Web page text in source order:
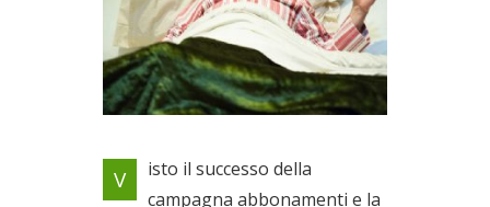
Doppia replica per Carlo
Buccirosso
V
isto il successo della
campagna abbonamenti e la